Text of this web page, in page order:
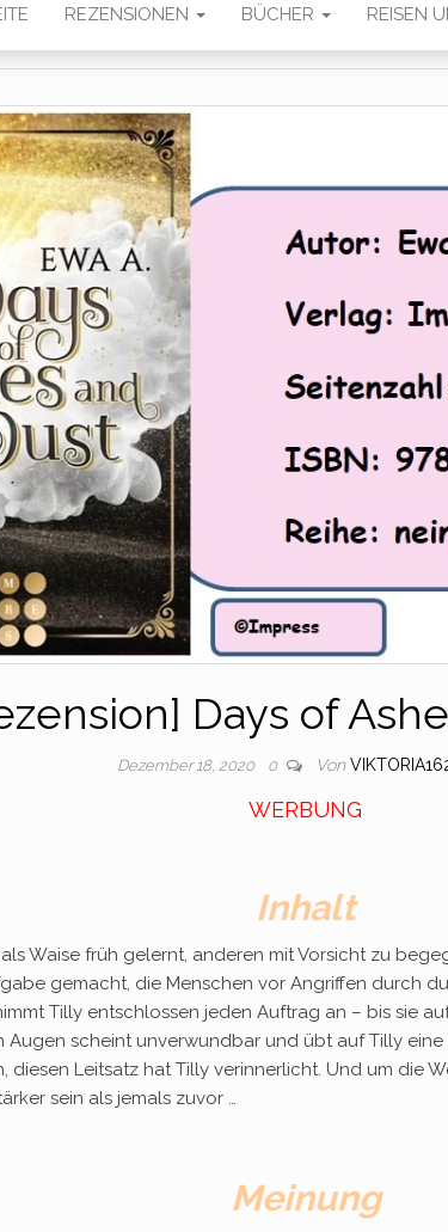
REZENSIONEN BÜCHER REISEN
Days of
Dezember 18, 2020 0 Von
WERBUNG
Inhalt
Waise früh gelernt, anderen mit Vorsicht zu
gemacht, die Menschen vor Angriffen durch
Tilly entschlossen jeden Auftrag an – bis sie
Augen scheint unverwundbar und übt auf Tilly
diesen Leitsatz hat Tilly verinnerlicht. Und um die
sein als jemals zuvor …
Meinung